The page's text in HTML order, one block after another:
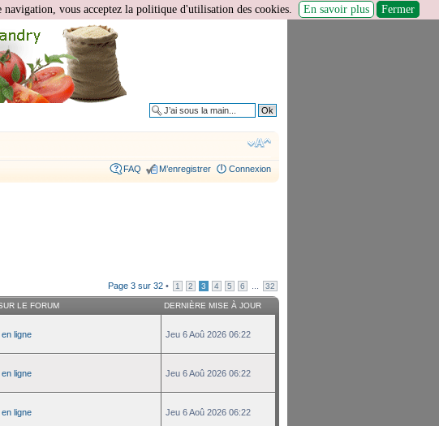
FAQ M’enregistrer Connexion
Page 3 sur 32 • 1 2 3 4 5 6 32
LE FORUM DERNIÈRE MISE À JOUR
ligne Jeu 6 Aoû 2026 06:22
ligne Jeu 6 Aoû 2026 06:22
ligne Jeu 6 Aoû 2026 06:22
vous acceptez la politique d'utilisation des cookies. En savoir plus Fermer